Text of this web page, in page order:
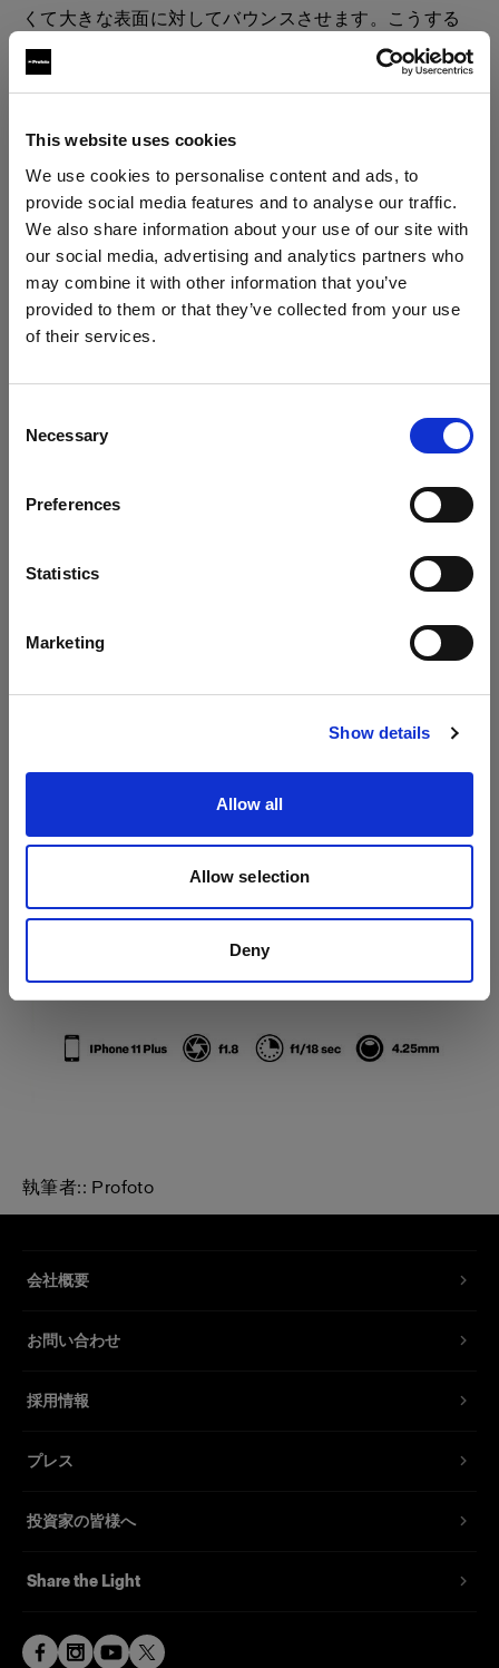
This website uses cookies
We use cookies to personalise content and ads, to
provide social media features and to analyse our traffic.
We also share information about your use of our site with
our social media, advertising and analytics partners who
may combine it with other information that you’ve
provided to them or that they’ve collected from your use
of their services.
Selection
Necessary
Preferences
Statistics
Marketing
Show details
Allow all
Allow selection
Deny
地域を変更しますか？
Austria
サイトにアクセス
くて大きな表面に対してバウンスさせます。こうする
ことで、より大きな光源を作り出し、よりやわらかい
光になります。
Step 4. 自分の欲しいブルーのトーンになるまで、ホワ
イトバランスを調整します。
Step 5.フル CTO (オレンジ) カラーフィルター を取り
付けた C1 Plus を加え、違う角度から照射します。こ
うすることで、暖かな太陽の光が差し込んでいるよう
な感覚を作ります。
ヒント
暖かな光を、葉やケーブルなどで遮って、シャドーを
執筆者:: Profoto
会社概要
お問い合わせ
採用情報
プレス
投資家の皆様へ
Share the Light